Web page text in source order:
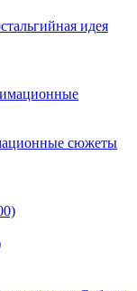
идея
сюжеты